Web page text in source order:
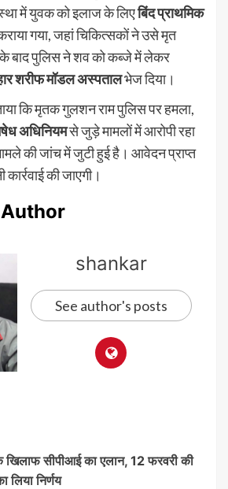
में युवक को इलाज के लिएबिंद प्राथमिक
गया, जहां चिकित्सकों ने उसे मृत
बाद पुलिस ने शव को कब्जे में लेकर
शरीफ मॉडल अस्पतालभेज दिया।
कि मृतक गुलशन राम पुलिस पर हमला,
अधिनियमसे जुड़े मामलों में आरोपी रहा
की जांच में जुटी हुई है। आवेदन प्राप्त
की जाएगी।
shankar
See author's posts
खिलाफ सीपीआई का एलान, 12 फरवरी की
निर्णय